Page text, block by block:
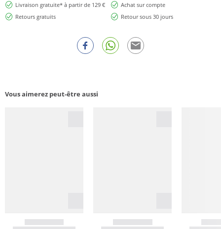
Livraison gratuite* à partir de 129 €
Achat sur compte
Retours gratuits
Retour sous 30 jours
Vous aimerez peut-être aussi